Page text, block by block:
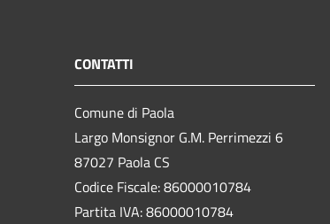
CONTATTI
Comune di Paola
Largo Monsignor G.M. Perrimezzi 6
87027 Paola CS
Codice Fiscale: 86000010784
Partita IVA: 86000010784